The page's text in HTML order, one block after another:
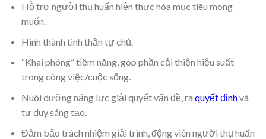
Hỗ trợ người thụ huấn hiện thực hóa mục tiêu mong
muốn.
Hình thành tinh thần tự chủ.
“Khai phóng” tiềm năng, góp phần cải thiện hiệu suất
trong công việc/cuộc sống.
Nuôi dưỡng năng lực giải quyết vấn đề, ra quyết địnhvà
tư duy sáng tạo.
Đảm bảo trách nhiệm giải trình, động viên người thụ huấn